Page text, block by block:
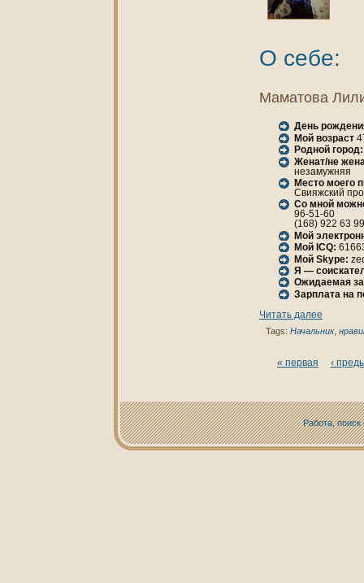
О себе:
Маматова
День
Мой возраст
Родной город:
Женaт/не
незамужняя
Место моего
Свияжский
Со мной
96-51-60
(168) 922 63 99
Мой
Мой ICQ:
Мой Skype:
Я —
Ожидаемая
Зарплата нa
Читать далее
Tags: Начальник,
« первая ‹
Работа, поиск